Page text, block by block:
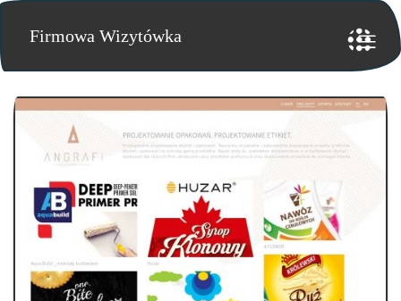
Firmowa Wizytówka